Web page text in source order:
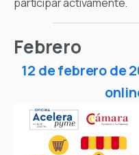
Febrero
12 de febrero de